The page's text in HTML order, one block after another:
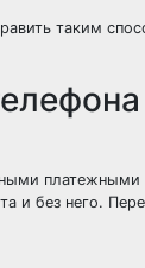
таким
и без него.